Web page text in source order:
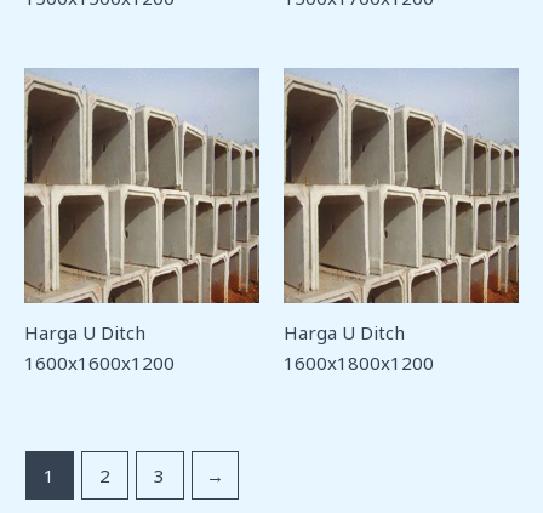
Harga U Ditch
1600x1600x1200
Harga U Ditch
1600x1800x1200
1 2 3 →